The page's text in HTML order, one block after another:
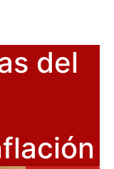
del